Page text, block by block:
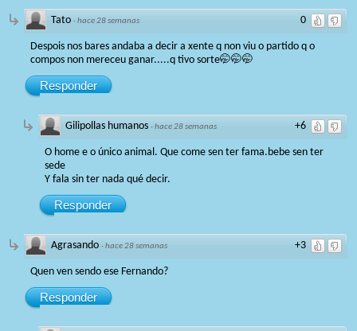
0
Tato ·hace 28 semanas
Despois nos bares andaba a decir a xente q non viu o partido q o
compos non mereceu ganar.....q tivo sorte🤭🤭🤭
Responder
+6
Gilipollas humanos ·hace 28 semanas
O home e o único animal. Que come sen ter fama.bebe sen ter
sede
Y fala sin ter nada qué decir.
Responder
+3
Agrasando ·hace 28 semanas
Quen ven sendo ese Fernando?
Responder